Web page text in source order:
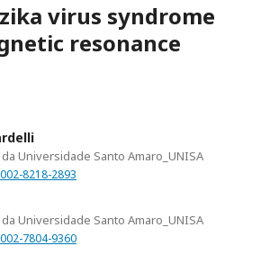
virus syndrome
resonance
Universidade Santo Amaro_UNISA
8218-2893
Universidade Santo Amaro_UNISA
7804-9360